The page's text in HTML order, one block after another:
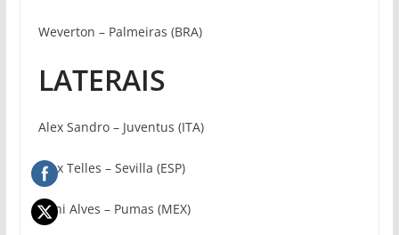
Weverton – Palmeiras (BRA)
LATERAIS
Alex Sandro – Juventus (ITA)
Alex Telles – Sevilla (ESP)
Dani Alves – Pumas (MEX)